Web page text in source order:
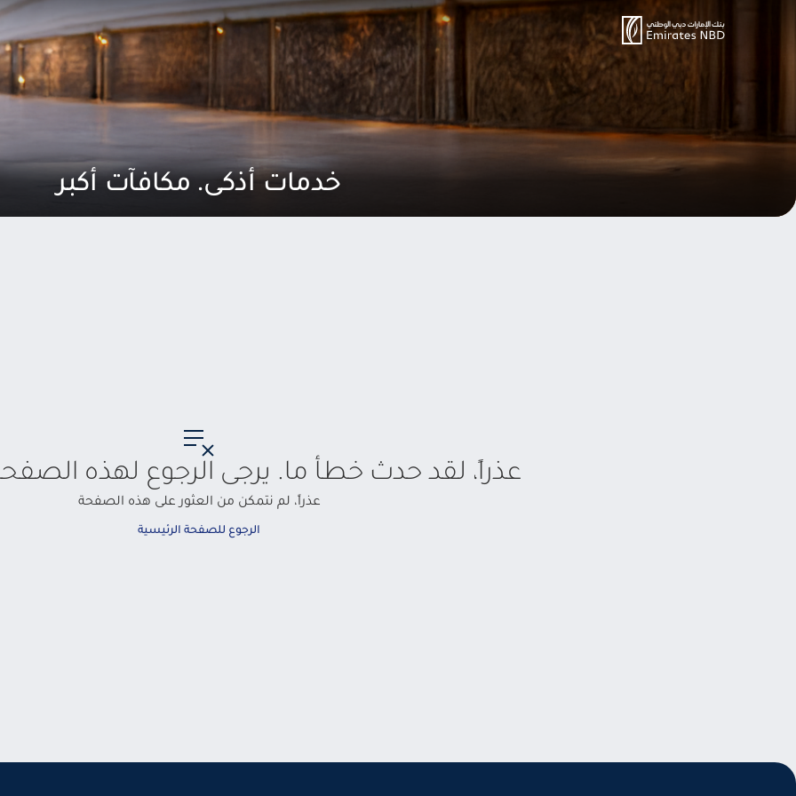
خدمات أذكى. مكافآت أكبر
عذراً، لقد حدث خطأ ما. يرجى الرجوع لهذه
عذراً، لم نتمكن من العثور على هذه الصفحة
الرجوع للصفحة الرئيسية